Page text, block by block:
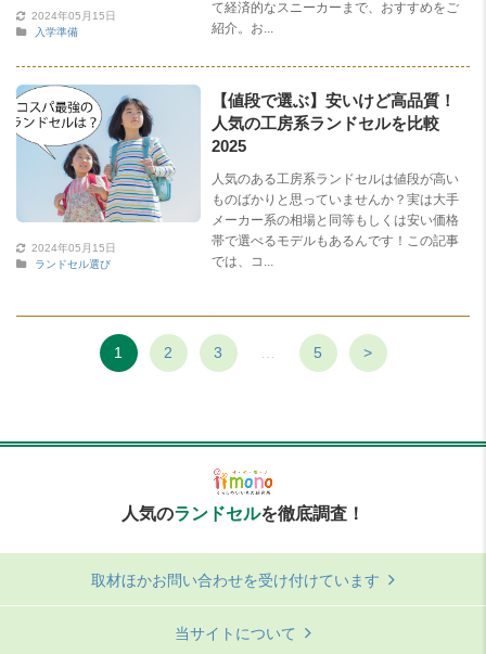
て経済的なスニーカーまで、おすすめをご
紹介。お...
2024年05月15日
入学準備
【値段で選ぶ】安いけど高品質！
人気の工房系ランドセルを比較
2025
人気のある工房系ランドセルは値段が高い
ものばかりと思っていませんか？実は大手
メーカー系の相場と同等もしくは安い価格
帯で選べるモデルもあるんです！この記事
では、コ...
2024年05月15日
ランドセル選び
1 2 3 … 5 >
人気のランドセルを徹底調査！
取材ほかお問い合わせを受け付けています
当サイトについて